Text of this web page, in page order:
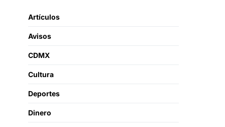
Artículos
Avisos
CDMX
Cultura
Deportes
Dinero